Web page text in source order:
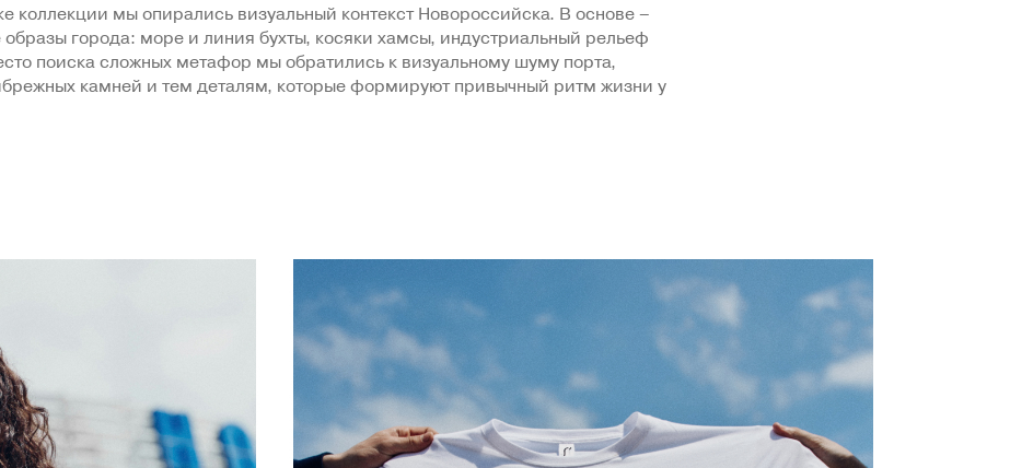
коллекции мы опирались визуальный контекст Новороссийска. В основе –
города: море и линия бухты, косяки хамсы, индустриальный рельеф
поиска сложных метафор мы обратились к визуальному шуму порта,
камней и тем деталям, которые формируют привычный ритм жизни у